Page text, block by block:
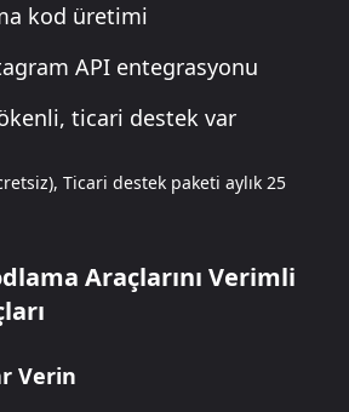
kod üretimi
API entegrasyonu
ticari destek var
Ticari destek paketi aylık 25
Araçlarını Verimli
Verin